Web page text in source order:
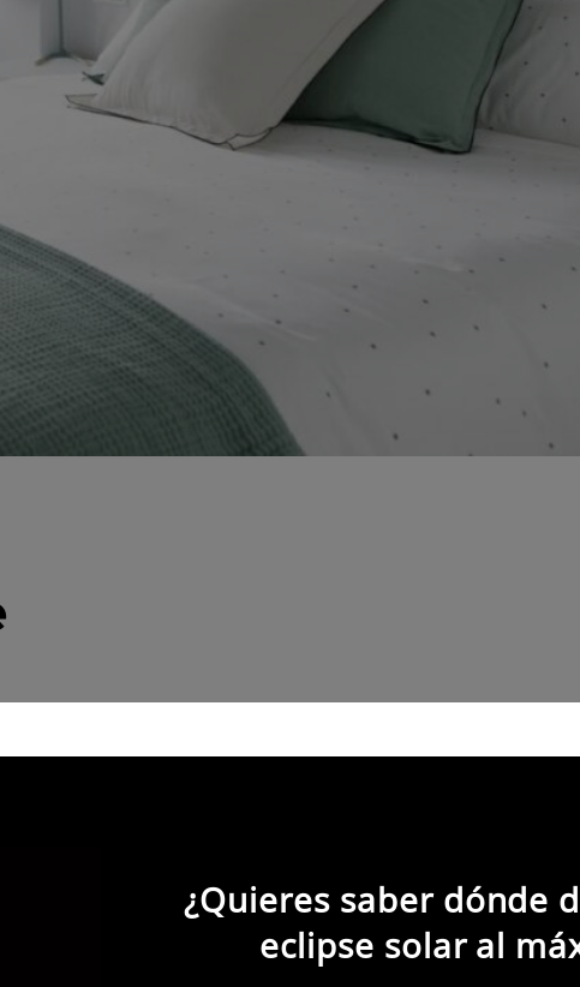
¿Quieres saber dónde
eclipse solar al
al detalle. Máximas calidades, materiales y en total
y el descanso, sin perder una pizca de modernidad.